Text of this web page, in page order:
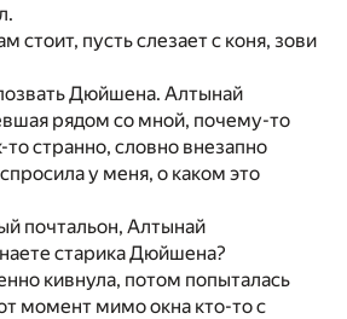
стоит, пусть слезает с коня, зови
Дюйшена. Алтынай
рядом со мной, почему-то
то странно, словно внезапно
у меня, о каком это
почтальон, Алтынай
старика Дюйшена?
кивнула, потом попыталась
момент мимо окна кто-то с